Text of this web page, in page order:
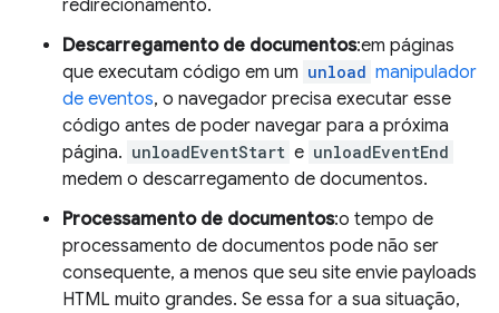
redirecionamento.
Descarregamento de documentos:em páginas
que executam código em um unload manipulador
de eventos, o navegador precisa executar esse
código antes de poder navegar para a próxima
página. unloadEventStart e unloadEventEnd
medem o descarregamento de documentos.
Processamento de documentos:o tempo de
processamento de documentos pode não ser
consequente, a menos que seu site envie payloads
HTML muito grandes. Se essa for a sua situação,